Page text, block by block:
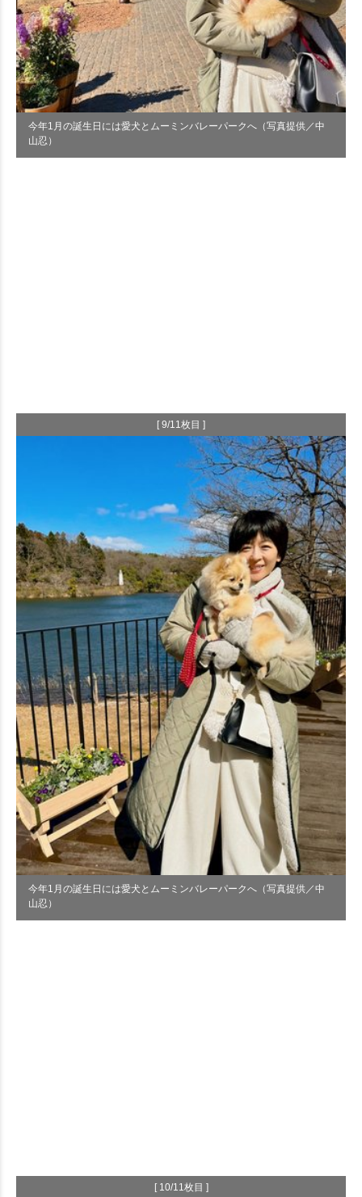
今年1月の誕生日には愛犬とムーミンバレーパークへ（写真提供／中
山忍）
[ 9/11枚目 ]
今年1月の誕生日には愛犬とムーミンバレーパークへ（写真提供／中
山忍）
[ 10/11枚目 ]